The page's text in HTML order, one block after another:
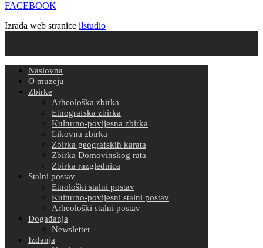
FACEBOOK
Izrada web stranice ilstudio
Naslovna
O muzeju
Zbirke
Arheološka zbirka
Etnografska zbirka
Kulturno-povijesna zbirka
Likovna zbirka
Zbirka geografskih karata
Zbirka Domovinskog rata
Zbirka razglednica
Stalni postav
Etnološki stalni postav
Kulturno-povijesni stalni postav
Arheološki stalni postav
Događanja
Newsletter
Izdanja